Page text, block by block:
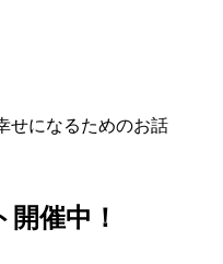
せになるためのお話
催中！